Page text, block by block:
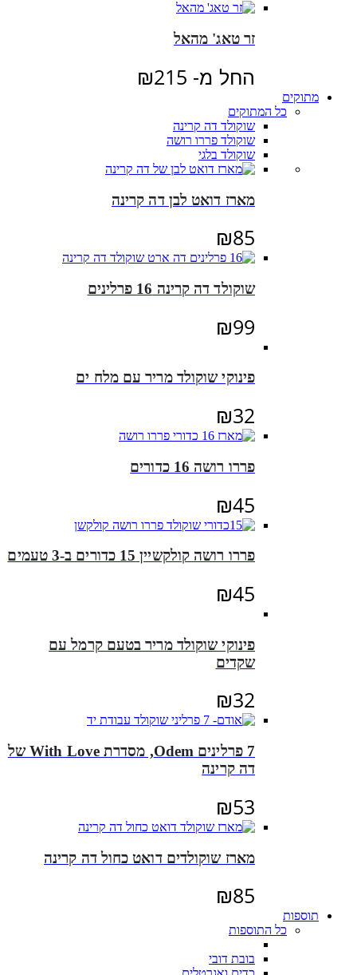
זר טאג' מהאל
החל מ- ₪215
מתוקים
כל המתוקים
שוקולד דה קרינה
שוקולד פררו רושה
שוקולד בלגי
מארז דואט לבן דה קרינה
₪85
שוקולד דה קרינה 16 פרלינים
₪99
פינוקי שוקולד מריר עם מלח ים
₪32
פררו רושה 16 כדורים
₪45
פררו רושה קולקשיין 15 כדורים ב-3 טעמים
₪45
פינוקי שוקולד מריר בטעם קרמל עם
שקדים
₪32
7 פרלינים Odem, מסדרת With Love של
דה קרינה
₪53
מארז שוקולדים דואט כחול דה קרינה
₪85
תוספות
כל התוספות
בובת דובי